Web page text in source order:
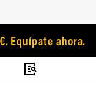
Equípate ahora.